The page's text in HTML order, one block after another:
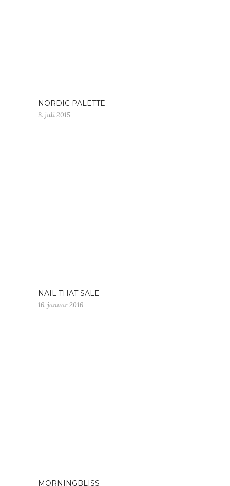
NORDIC PALETTE
8. juli 2015
NAIL THAT SALE
16. januar 2016
MORNINGBLISS